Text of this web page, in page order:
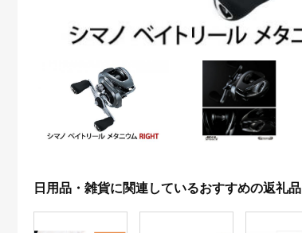
日用品・雑貨に関連しているおすすめの返礼品